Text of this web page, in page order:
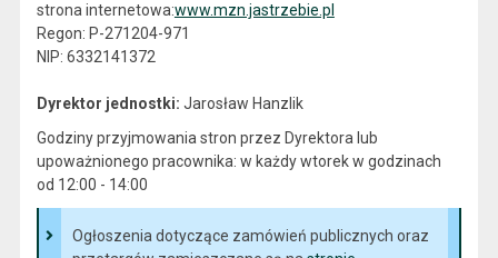
strona internetowa:www.mzn.jastrzebie.pl
Regon: P-271204-971
NIP: 6332141372
Dyrektor jednostki: Jarosław Hanzlik
Godziny przyjmowania stron przez Dyrektora lub
upoważnionego pracownika: w każdy wtorek w godzinach
od 12:00 - 14:00
Ogłoszenia dotyczące zamówień publicznych oraz